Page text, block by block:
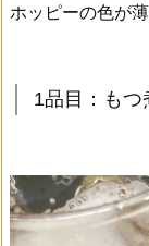
ホッピーの色が
1品目：もつ